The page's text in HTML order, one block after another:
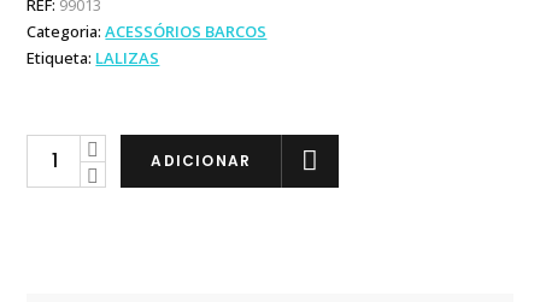
REF: 99013
Categoria:ACESSÓRIOS BARCOS
Etiqueta: LALIZAS
Lalizas
Roquete
ADICIONAR